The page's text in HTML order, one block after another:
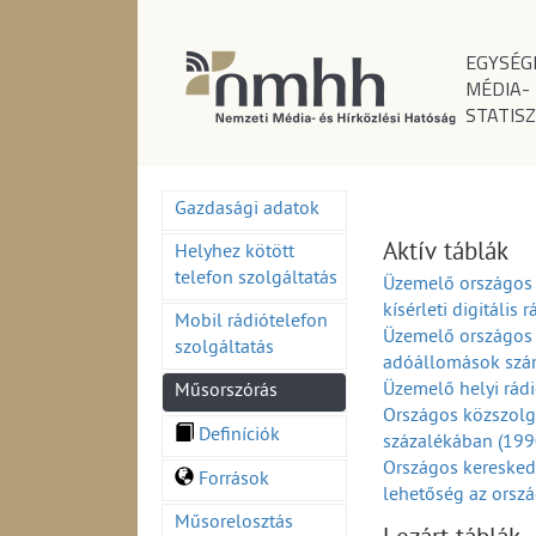
MÉDIA-
Gazdasági adatok
Helyhez kötött
telefon szolgáltatás
Mobil rádiótelefon
szolgáltatás
Műsorszórás
Definíciók
Források
Műsorelosztás
Aktív táblák
Üzemelő
kísérleti digitális
Üzemelő
adóállomások
Üzemelő helyi
Országos
százalékában
Országos
lehetőség az
Országos és